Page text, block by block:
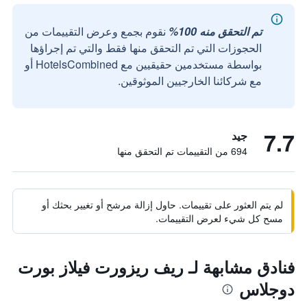
تم التحقق منه 100%
نقوم بجمع وعرض التقييمات من
الحجوزات التي تم التحقق منها فقط والتي تم إجراؤها
بواسطة مستخدمين حقيقيين مع HotelsCombined أو
مع شركائنا الخارجيين الموثوقين.
7.7 جيد
694 من التقييمات تم التحقق منها
لم يتم العثور على تقييمات. حاول إزالة مرشح أو تغيير بحثك أو
مسح كل شيء لعرض التقييمات.
فنادق مشابهة لـ ريف ريزورت فيلاز بورت
دوجلاس